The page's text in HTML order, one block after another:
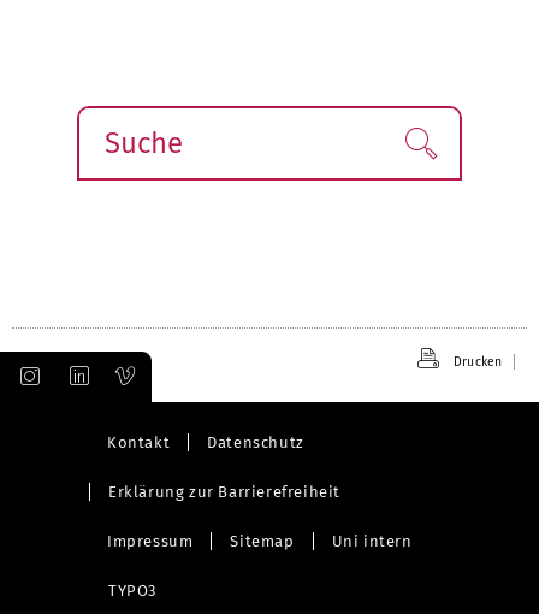
Suche Finden!
Drucken
Kontakt Datenschutz
Erklärung zur Barrierefreiheit
Impressum Sitemap Uni intern
TYPO3